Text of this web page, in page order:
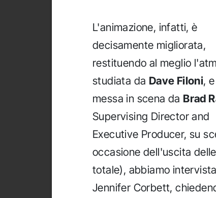
L'animazione, infatti, è
decisamente migliorata,
restituendo al meglio
studiata da Dave Filoni,
messa in scena da Brad
Supervising Director and
Executive Producer, su
occasione dell'uscita
totale), abbiamo
Jennifer Corbett,